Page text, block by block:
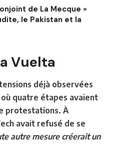
de La Mecque »
le Pakistan et la
Vuelta
déjà observées
où quatre étapes avaient
protestations. À
avait refusé de se
autre mesure créerait un